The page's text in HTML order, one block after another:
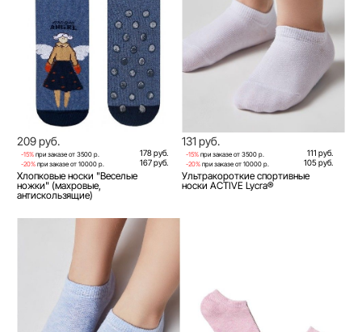
209 руб.
-15% при заказе от 3500 р. 178 руб.
-20% при заказе от 10000 р. 167 руб.
Хлопковые носки "Веселые
ножки" (махровые,
антискользящие)
131 руб.
-15% при заказе от 3500 р. 111 руб.
-20% при заказе от 10000 р. 105 руб.
Ультракороткие спортивные
носки ACTIVE Lycra®